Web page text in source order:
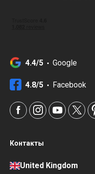
4.4/5 Google
4.8/5 Facebook
Контакты
United Kingdom